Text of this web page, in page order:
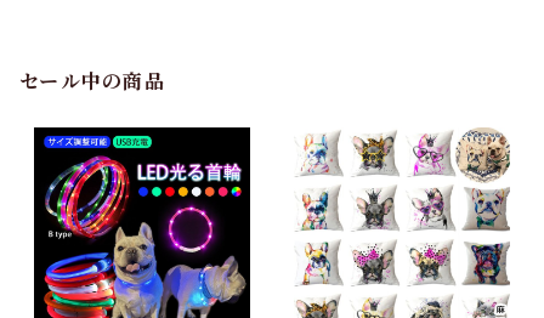
ト 希釈タイプ 200ml 国産 日
セール中の商品